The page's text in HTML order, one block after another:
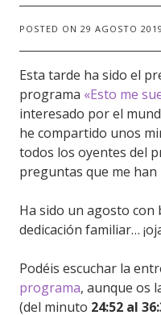
POSTED ON 29 AGOSTO 2019
Esta tarde ha sido el
programa «Esto me
interesado por el
he compartido unos
todos los oyentes del
preguntas que me han
Ha sido un agosto
dedicación familiar…
Podéis escuchar la
programa, aunque os
(del minuto 24:52 al